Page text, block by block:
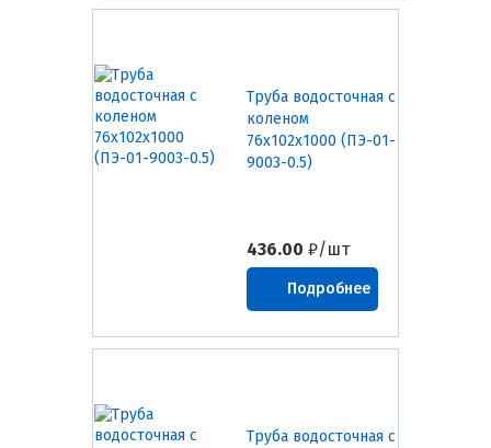
Труба водосточная с
коленом
76х102х1000 (ПЭ-01-
9003-0.5)
436.00 ₽/шт
Подробнее
Труба водосточная с